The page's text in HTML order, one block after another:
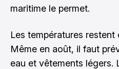
maritime le permet.
Les températures restent
Même en août, il faut
eau et vêtements légers.